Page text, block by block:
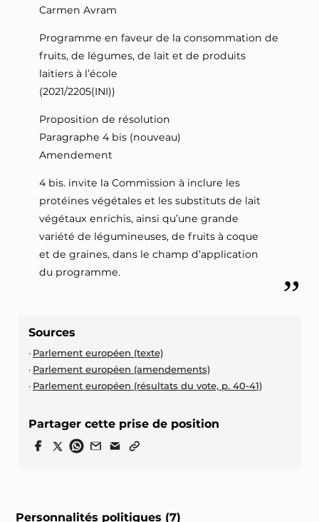
Personnalités politiques (7)
Carmen Avram
Programme en faveur de la consommation de
fruits, de légumes, de lait et de produits
laitiers à l’école
(2021/2205(INI))
Proposition de résolution
Paragraphe 4 bis (nouveau)
Amendement
4 bis. invite la Commission à inclure les
protéines végétales et les substituts de lait
végétaux enrichis, ainsi qu’une grande
variété de légumineuses, de fruits à coque
et de graines, dans le champ d’application
du programme.
Sources
Parlement européen (texte)
Parlement européen (amendements)
Parlement européen (résultats du vote, p. 40-41)
Partager cette prise de position